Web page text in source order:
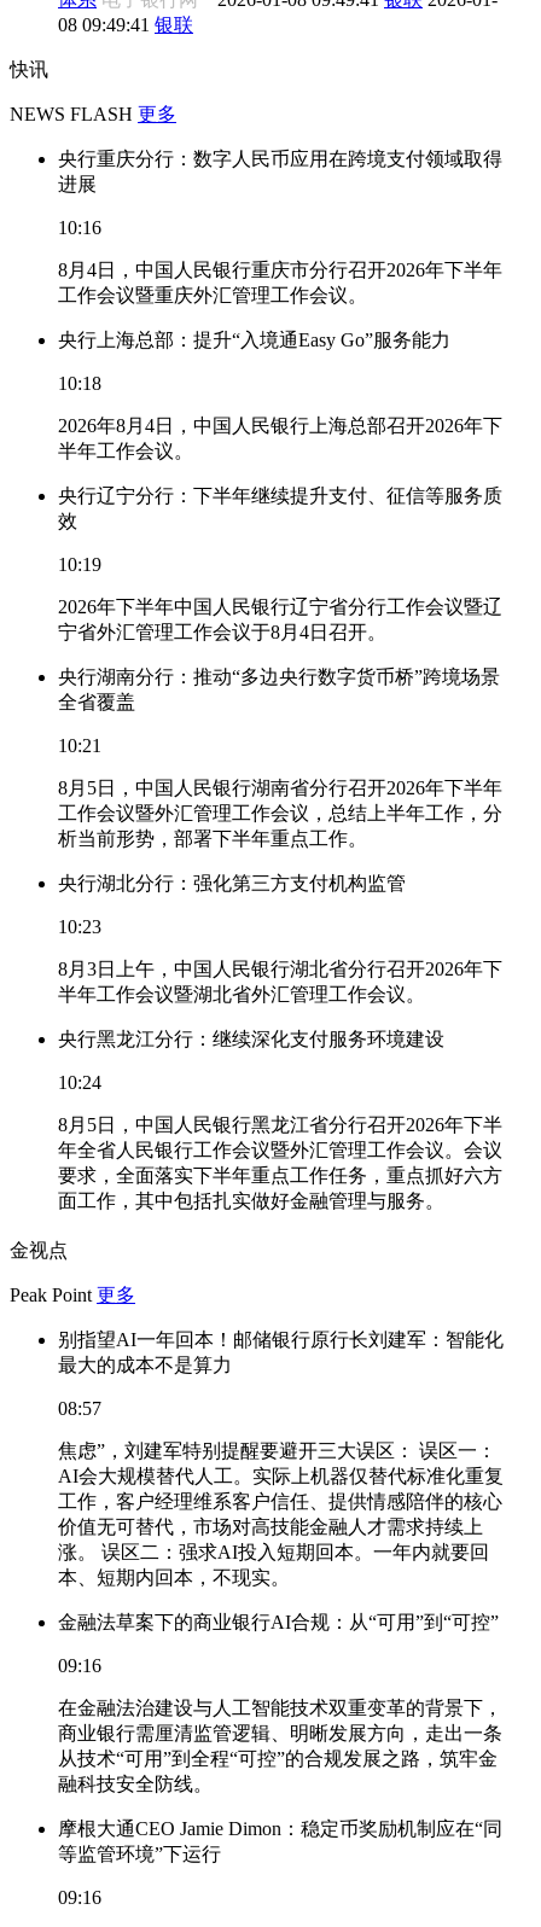
08 09:49:41 银联
快讯
NEWS FLASH 更多
央行重庆分行：数字人民币应用在跨境支付领域取得
进展
10:16
8月4日，中国人民银行重庆市分行召开2026年下半年
工作会议暨重庆外汇管理工作会议。
央行上海总部：提升“入境通Easy Go”服务能力
10:18
2026年8月4日，中国人民银行上海总部召开2026年下
半年工作会议。
央行辽宁分行：下半年继续提升支付、征信等服务质
效
10:19
2026年下半年中国人民银行辽宁省分行工作会议暨辽
宁省外汇管理工作会议于8月4日召开。
央行湖南分行：推动“多边央行数字货币桥”跨境场景
全省覆盖
10:21
8月5日，中国人民银行湖南省分行召开2026年下半年
工作会议暨外汇管理工作会议，总结上半年工作，分
析当前形势，部署下半年重点工作。
央行湖北分行：强化第三方支付机构监管
10:23
8月3日上午，中国人民银行湖北省分行召开2026年下
半年工作会议暨湖北省外汇管理工作会议。
央行黑龙江分行：继续深化支付服务环境建设
10:24
8月5日，中国人民银行黑龙江省分行召开2026年下半
年全省人民银行工作会议暨外汇管理工作会议。会议
要求，全面落实下半年重点工作任务，重点抓好六方
面工作，其中包括扎实做好金融管理与服务。
金视点
Peak Point 更多
别指望AI一年回本！邮储银行原行长刘建军：智能化
最大的成本不是算力
08:57
焦虑”，刘建军特别提醒要避开三大误区： 误区一：
AI会大规模替代人工。实际上机器仅替代标准化重复
工作，客户经理维系客户信任、提供情感陪伴的核心
价值无可替代，市场对高技能金融人才需求持续上
涨。 误区二：强求AI投入短期回本。一年内就要回
本、短期内回本，不现实。
金融法草案下的商业银行AI合规：从“可用”到“可控”
09:16
在金融法治建设与人工智能技术双重变革的背景下，
商业银行需厘清监管逻辑、明晰发展方向，走出一条
从技术“可用”到全程“可控”的合规发展之路，筑牢金
融科技安全防线。
摩根大通CEO Jamie Dimon：稳定币奖励机制应在“同
等监管环境”下运行
09:16